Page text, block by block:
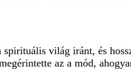
spirituális világ iránt, és
az a mód,